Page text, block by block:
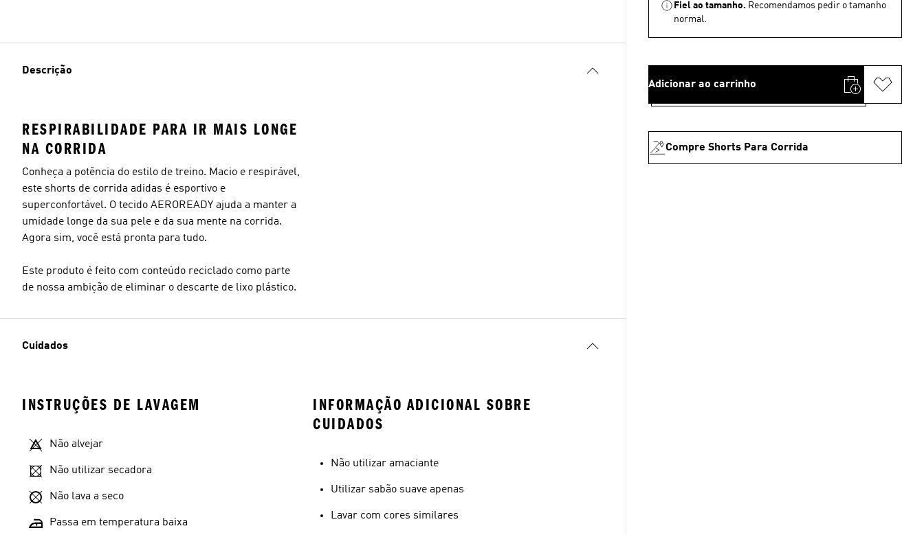
Descrição
RESPIRABILIDADE PARA IR MAIS LONGE
NA CORRIDA
Conheça a potência do estilo de treino. Macio e respirável,
este shorts de corrida adidas é esportivo e
superconfortável. O tecido AEROREADY ajuda a manter a
umidade longe da sua pele e da sua mente na corrida.
Agora sim, você está pronta para tudo.
Este produto é feito com conteúdo reciclado como parte
de nossa ambição de eliminar o descarte de lixo plástico.
Cuidados
INSTRUÇÕES DE LAVAGEM
Não alvejar
Não utilizar secadora
Não lava a seco
Passa em temperatura baixa
INFORMAÇÃO ADICIONAL SOBRE
CUIDADOS
Não utilizar amaciante
Utilizar sabão suave apenas
Lavar com cores similares
Fiel ao tamanho. Recomendamos pedir o tamanho
normal.
Adicionar ao carrinho
Compre Shorts Para Corrida